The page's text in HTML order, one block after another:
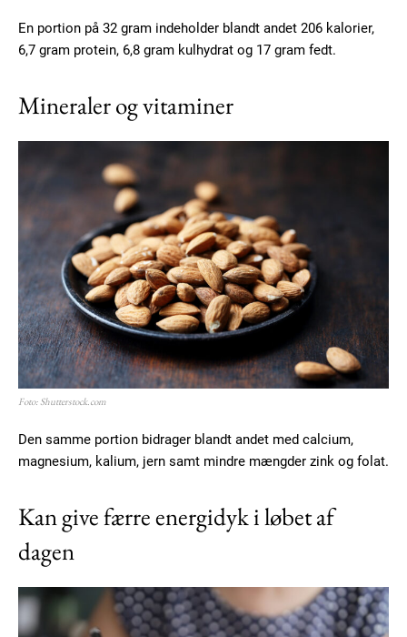
Subscription Plans
En portion på 32 gram indeholder blandt andet 206 kalorier,
6,7 gram protein, 6,8 gram kulhydrat og 17 gram fedt.
Mineraler og vitaminer
Foto: Shutterstock.com
Den samme portion bidrager blandt andet med calcium,
magnesium, kalium, jern samt mindre mængder zink og folat.
Kan give færre energidyk i løbet af
dagen